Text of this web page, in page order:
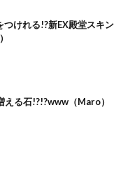
つけれる!?新EX殿堂スキン
える石!?!?www（Maro）